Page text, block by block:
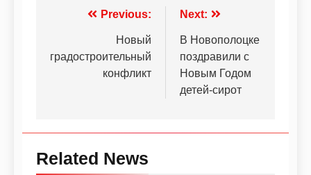
Previous:
Новый
градостроительный
конфликт
Next:
В Новополоцке
поздравили с
Новым Годом
детей-сирот
Related News